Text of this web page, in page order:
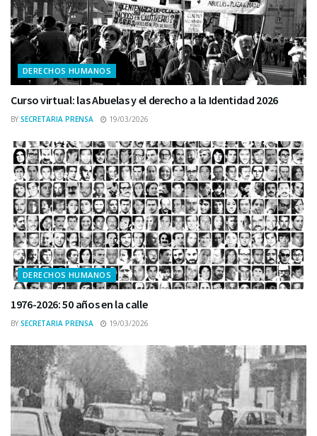
DERECHOS HUMANOS
Curso virtual: las Abuelas y el derecho a la Identidad 2026
BY SECRETARIA PRENSA 19/03/2026
DERECHOS HUMANOS
1976-2026: 50 años en la calle
BY SECRETARIA PRENSA 19/03/2026